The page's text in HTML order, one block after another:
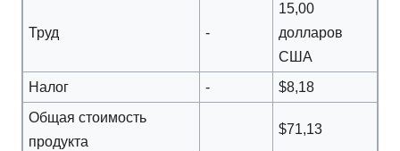
Труд -
15,00
долларов
США
Налог
-
$8,18
Общая стоимость
продукта
$71,13